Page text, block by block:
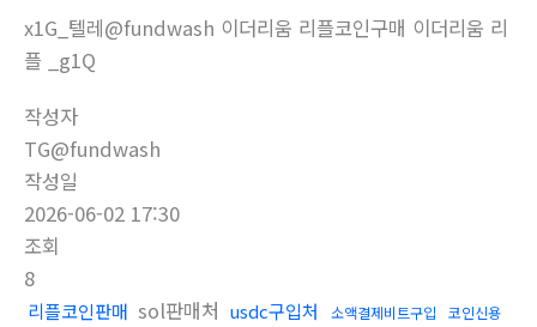
x1G_텔레@fundwash 이더리움 리플코인구매 이더리움 리
플 _g1Q
작성자
TG@fundwash
작성일
2026-06-02 17:30
조회
8
리플코인판매 sol판매처 usdc구입처 소액결제비트구입
코인신용